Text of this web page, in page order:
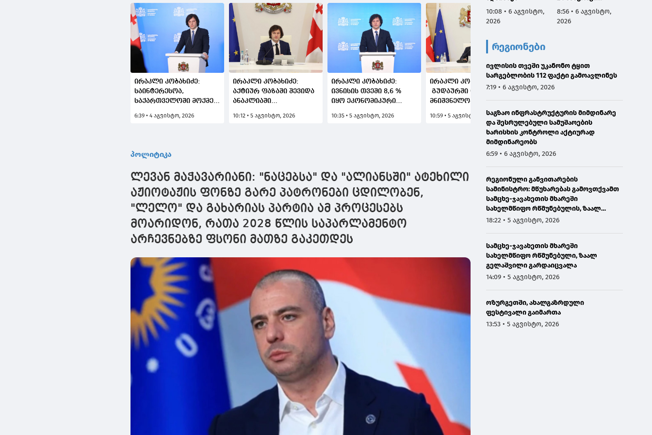
ირაკლი კობახიძე:
საინტერესოა,
საქართველოში მოქმედ
დაევალა რუსოფობობა
ფორმალური
სხვა, თუნდაც მეგობარი
ქვეყანა გახდა?
6:39 • 4 აგვისტო, 2026
ირაკლი კობახიძე:
აქტიურ ფაზაში შევიდა
ანაკლიაში
პორტის სამუშაოები -
10:12 • 5 აგვისტო, 2026
ირაკლი კობახიძე:
ივნისის თვეში 8,6 %
იყო ეკონომიკური
მაჩვენებელმა შეადგინა
10:35 • 5 აგვისტო, 2026
ირაკლი კობახიძე:
გუდაურში იგეგმება
მნიშვნელოვანი
განხორციელება,
სასრიალო ტრასების
სნოუპარკის არეალში
დაგეგმილია ორი
ახალი ბიგელის ტიპის
საბაგიროს მონტაჟი
10:59 • 5 აგვისტო, 2026
პოლიტიკა
ლევან მაჭავარიანი: "ნაცებსა" და "ალიანსში" ატეხილი
აჟიოტაჟის ფონზე გარე პატრონები ცდილობენ,
"ლელო" და გახარიას პარტია ამ პროცესებს
მოარიდონ, რათა 2028 წლის საპარლამენტო
არჩევნებზე ფსონი მათზე გაკეთდეს
10:08 • 6 აგვისტო,
2026
რეაბილიტირდა
8:56 • 6 აგვისტო,
2026
რეგიონები
ივლისის თვეში უკანონო ტყით
სარგებლობის 112 ფაქტი გამოავლინეს
7:19 • 6 აგვისტო, 2026
საგზაო ინფრასტრუქტურის მიმდინარე
და შესრულებული სამუშაოების
ხარისხის კონტროლი აქტიურად
მიმდინარეობს
6:59 • 6 აგვისტო, 2026
რეგიონული განვითარების
სამინისტრო: მწუხარებას გამოვთქვამთ
სამცხე-ჯავახეთის მხარეში
სახელმწიფო რწმუნებულის, ზაალ
გელაშვილის გარდაცვალების გამო
18:22 • 5 აგვისტო, 2026
სამცხე-ჯავახეთის მხარეში
სახელმწიფო რწმუნებული, ზაალ
გელაშვილი გარდაიცვალა
14:09 • 5 აგვისტო, 2026
ოზურგეთში, ახალგაზრდული
ფესტივალი გაიმართა
13:53 • 5 აგვისტო, 2026